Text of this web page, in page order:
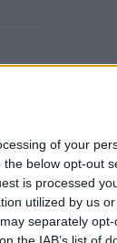
of your
below opt-out
is processed
utilized by us
separately
the IAB’s list of
7